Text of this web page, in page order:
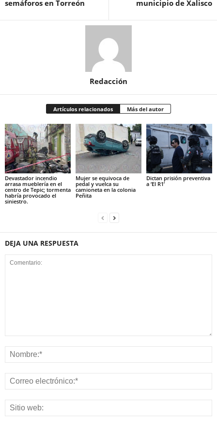
semáforos en Torreón
municipio de Xalisco
Redacción
Artículos relacionados Más del autor
Devastador incendio
arrasa mueblería en el
centro de Tepic; tormenta
habría provocado el
siniestro.
Mujer se equivoca de
pedal y vuelca su
camioneta en la colonia
Peñita
Dictan prisión preventiva
a ‘El R1’
DEJA UNA RESPUESTA